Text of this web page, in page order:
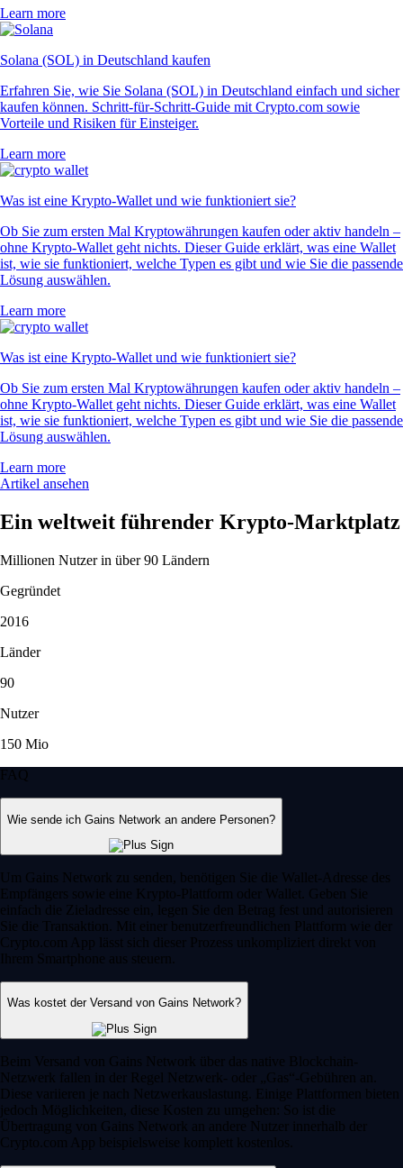
Learn more
Solana (SOL) in Deutschland kaufen
Erfahren Sie, wie Sie Solana (SOL) in Deutschland einfach und sicher
kaufen können. Schritt-für-Schritt-Guide mit Crypto.com sowie
Vorteile und Risiken für Einsteiger.
Learn more
Was ist eine Krypto-Wallet und wie funktioniert sie?
Ob Sie zum ersten Mal Kryptowährungen kaufen oder aktiv handeln –
ohne Krypto-Wallet geht nichts. Dieser Guide erklärt, was eine Wallet
ist, wie sie funktioniert, welche Typen es gibt und wie Sie die passende
Lösung auswählen.
Learn more
Was ist eine Krypto-Wallet und wie funktioniert sie?
Ob Sie zum ersten Mal Kryptowährungen kaufen oder aktiv handeln –
ohne Krypto-Wallet geht nichts. Dieser Guide erklärt, was eine Wallet
ist, wie sie funktioniert, welche Typen es gibt und wie Sie die passende
Lösung auswählen.
Learn more
Artikel ansehen
Ein weltweit führender Krypto-Marktplatz
Millionen Nutzer in über 90 Ländern
Gegründet
2016
Länder
90
Nutzer
150 Mio
FAQ
Wie sende ich Gains Network an andere Personen?
Um Gains Network zu senden, benötigen Sie die Wallet-Adresse des
Empfängers sowie eine Krypto-Plattform oder Wallet. Geben Sie
einfach die Zieladresse ein, legen Sie den Betrag fest und autorisieren
Sie die Transaktion. Mit einer benutzerfreundlichen Plattform wie der
Crypto.com App lässt sich dieser Prozess unkompliziert direkt von
Ihrem Smartphone aus steuern.
Was kostet der Versand von Gains Network?
Beim Versand von Gains Network über das native Blockchain-
Netzwerk fallen in der Regel Netzwerk- oder „Gas“-Gebühren an.
Diese variieren je nach Netzwerkauslastung. Einige Plattformen bieten
jedoch Möglichkeiten, diese Kosten zu umgehen: So ist die
Übertragung von Gains Network an andere Nutzer innerhalb der
Crypto.com App beispielsweise komplett kostenlos.